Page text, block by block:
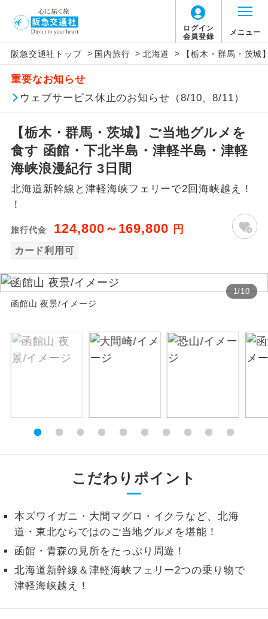
ログイン
会員登録
メニュー
阪急交通社トップ > 国内旅行 > 北海道 > 【栃木・群馬・茨
重要なお知らせ
ウェブサービス休止のお知らせ（8/10、8/11）
【栃木・群馬・茨城】ご当地グルメを
食す 函館・下北半島・津軽半島・津軽
海峡浪漫紀行 3日間
北海道新幹線と津軽海峡フェリーで2回海峡越え！
！
旅行代金 124,800～169,800 円
カード利用可
1/10
函館山 夜景/イメージ
こだわりポイント
本ズワイガニ・大間マグロ・イクラなど、北海
道・東北ならではのご当地グルメを堪能！
函館・青森の見所をたっぷり周遊！
北海道新幹線＆津軽海峡フェリー2つの乗り物で
津軽海峡越え！
アイコン 説明
添乗員同行
往路出発空港（駅）から復路到着空港
（駅）まで同行します。
現地添乗員同
現地到着空港（駅）から最終日出発空港
（駅）まで添乗員が同行します。
バスガイド乗
務
バスガイドが乗務し、車内での観光案内
があります。
世界遺産
絶景 絶景スポットに立ち寄るコースです。
露天風呂
ご宿泊ホテルに露天風呂が付いていま
全食事付き
事の心配はいりません。（機内食を除
お部屋食
お部屋にてゆっくりとお召し上がりいた
だけます。
トラベルイヤ
ホン
周りの音を気にせず、ガイドさんの説明
をじっくり聞くことができます。
1名様から出発可能な個人型プランで
す。
す。